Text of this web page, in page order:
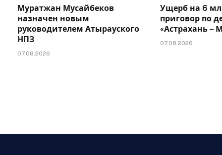
Муратжан Мусайбеков
назначен новым
руководителем Атырауского
НПЗ
07.08.2026
Ущерб на 6
приговор по
«Астрахань –
07.08.2026